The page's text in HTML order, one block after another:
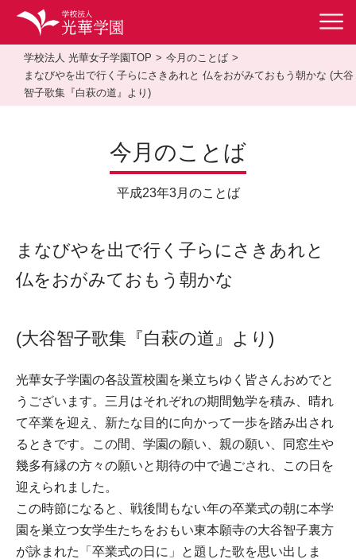
学校法人 光華女子学園TOP
今月のことば
まなびやを出で行く子らにさきあれと 仏をおがみておもう朝かな (大谷
智子歌集『白萩の道』より)
今月のことば
平成23年3月のことば
まなびやを出で行く子らにさきあれと
仏をおがみておもう朝かな
(大谷智子歌集『白萩の道』より)
光華女子学園の各設置校園を巣立ちゆく皆さんおめでと
うございます。三月はそれぞれの期間勉学を積み、晴れ
て卒業を迎え、新たな目的に向かって一歩を踏み出され
るときです。この間、学園の願い、親の願い、同窓生や
幾多有縁の方々の願いと期待の中で過ごされ、この日を
迎えられました。
この時節になると、戦後間もない年の卒業式の朝に本学
園を巣立つ女学生たちをおもい東本願寺の大谷智子裏方
が詠まれた「卒業式の日に」と題した歌を思い出しま